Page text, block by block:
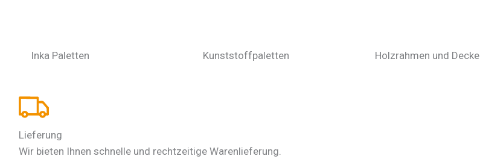
Inka Paletten Kunststoffpaletten Holzrahmen und
Lieferung
Wir bieten Ihnen schnelle und rechtzeitige Warenlieferung.